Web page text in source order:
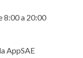
8:00 a 20:00
AppSAE